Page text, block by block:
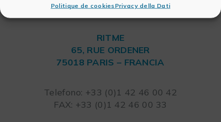
Politique de cookies Privacy della Dati
RITME
65, RUE ORDENER
75018 PARIS – FRANCIA
Telefono: +33 (0)1 42 46 00 42
FAX: +33 (0)1 42 46 00 33